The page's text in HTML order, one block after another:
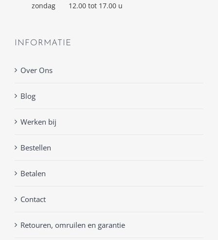
zondag
12.00 tot 17.00 u
INFORMATIE
Over Ons
Blog
Werken bij
Bestellen
Betalen
Contact
Retouren, omruilen en garantie